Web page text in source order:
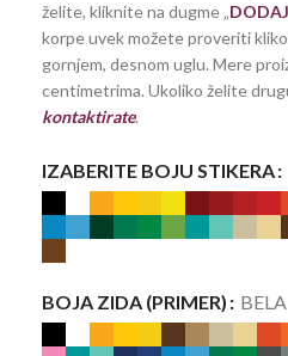
želite, kliknite na dugme „
korpe uvek možete proveriti
gornjem, desnom uglu. Mere
centimetrima. Ukoliko želite
kontaktirate.
IZABERITE BOJU STIKERA
BOJA ZIDA (PRIMER) BELA